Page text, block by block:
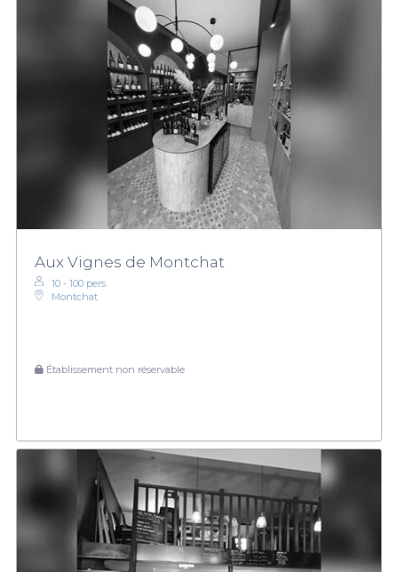
Aux Vignes de Montchat
10 - 100 pers.
Montchat
Établissement non réservable